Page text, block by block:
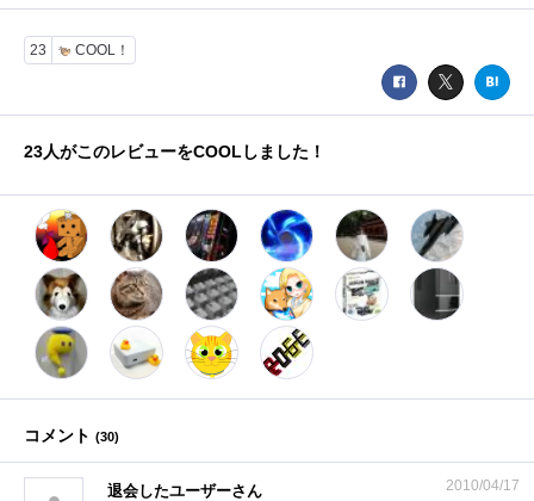
23 COOL！
23人がこのレビューをCOOLしました！
コメント (30)
退会したユーザーさん 2010/04/17